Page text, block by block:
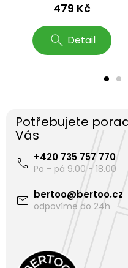
479 Kč
Detail
Potřebujete
Vás
bertoo@bertoo.cz
+420 735 757 770